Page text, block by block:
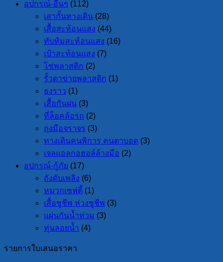
อุปกรณ์-อื่นๆ (112)
เสากั้นทางเดิน (28)
เสื้อสะท้อนแสง (44)
ทับทิมสะท้อนแสง (16)
เป้าสะท้อนแสง (7)
โซ่พลาสติก (2)
รั้วตาข่ายพลาสติก (1)
ธงราว (1)
เสื้อกันฝน (3)
ที่ล็อคล้อรถ (2)
ถุงมือจราจร (3)
ทางเดินคนพิการ คนตาบอด (3)
เจลแอลกอฮอล์ล้างมือ (2)
อุปกรณ์-กู้ภัย (17)
ถังดับเพลิง (6)
หมวกเซฟตี้ (1)
เสื้อชูชีพ ห่วงชูชีพ (3)
แผ่นกันน้ำท่วม (3)
ทุ่นลอยน้ำ (4)
รายการใบเสนอราคา